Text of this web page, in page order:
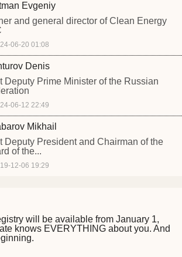
Evgeniy
and general director of Clean Energy
06-20 01:08
Denis
Deputy Prime Minister of the Russian
06-12 22:49
Mikhail
Deputy President and Chairman of the
of the...
12-06 19:29
will be available from January 1,
knows EVERYTHING about you. And